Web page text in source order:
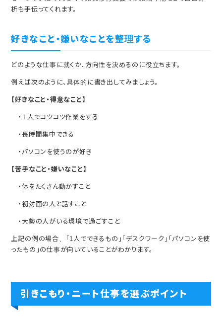
析も手伝ってくれます。
好きなこと・嫌いなことを整理する
どのような仕事に就くか、方向性を決めるのに役立ちます。
例えば次のように、具体的に書き出してみましょう。
【好きなこと・得意なこと】
・１人でコツコツ作業をする
・長時間集中できる
・パソコンを使うのが好き
【苦手なこと・嫌いなこと】
・体をたくさん動かすこと
・初対面の人と話すこと
・大勢の人がいる環境で過ごすこと
上記の例の場合、「1人でできるもの」「デスクワーク」「パソコンを使
ったもの」の仕事が向いていることがわかります。
引きこもり・ニート仕事を選ぶポイント